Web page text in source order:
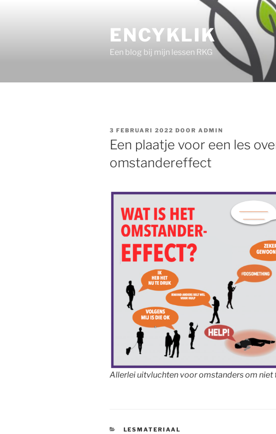
ENCYKLIK
Een blog bij mijn lessen RKG
GEPLAATST
OP
3 FEBRUARI 2022 DOOR ADMIN
Een plaatje voor een les
omstandereffect
Allerlei uitvluchten voor omstanders om niet
CATEGORIEËN
LESMATERIAAL